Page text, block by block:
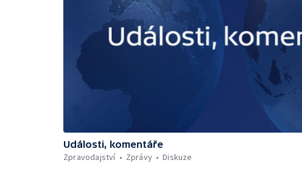
Události, komentáře
Zpravodajství
Zprávy Diskuze